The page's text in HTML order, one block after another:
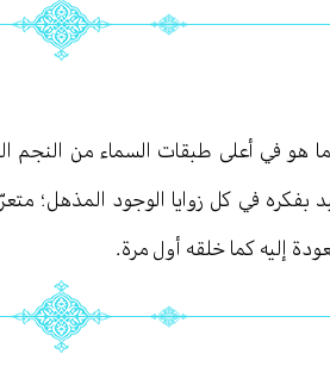
هو في أعلى طبقات السماء من النجم
بفكره في كل زوايا الوجود المذهل
إليه كما خلقه أول مرة .